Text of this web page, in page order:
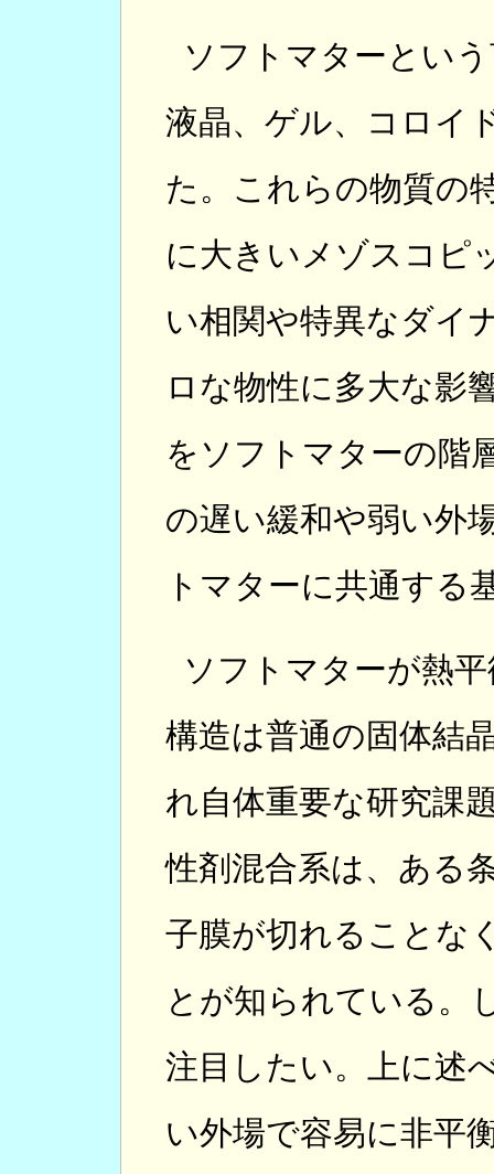
ソフトマターとい
液晶、ゲル、コロイ
た。これらの物質の
に大きいメゾスコピ
い相関や特異なダイ
ロな物性に多大な影
をソフトマターの階
の遅い緩和や弱い外
トマターに共通する
ソフトマターが熱
構造は普通の固体結
れ自体重要な研究課
性剤混合系は、ある
子膜が切れることな
とが知られている。
注目したい。上に述
い外場で容易に非平